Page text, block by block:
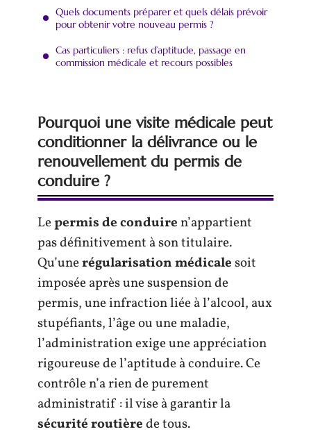
Quels documents préparer et quels délais prévoir
pour obtenir votre nouveau permis ?
Cas particuliers : refus d’aptitude, passage en
commission médicale et recours possibles
Pourquoi une visite médicale peut
conditionner la délivrance ou le
renouvellement du permis de
conduire ?
Lepermis de conduiren’appartient
pas définitivement à son titulaire.
Qu’unerégularisation médicalesoit
imposée après une suspension de
permis, une infraction liée à l’alcool, aux
stupéfiants, l’âge ou une maladie,
l’administration exige une appréciation
rigoureuse de l’aptitude à conduire. Ce
contrôle n’a rien de purement
administratif : il vise à garantir la
sécurité routièrede tous.